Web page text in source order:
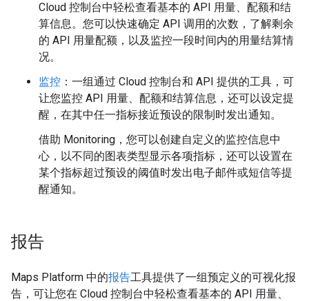
Cloud 控制台中轻松查看基本的 API 用量、配额和结
算信息。您可以快速确定 API 调用的次数，了解剩余
的 API 用量配额，以及监控一段时间内的用量结算情
况。
监控 ：一组通过 Cloud 控制台和 API 提供的工具，可
让您监控 API 用量、配额和结算信息，还可以设定提
醒，在其中任一指标接近预设的限制时发出通知。
借助 Monitoring，您可以创建自定义的监控信息中
心，以不同的图表类型显示各项指标，还可以设置在
某个指标超过预设的阈值时发出电子邮件或短信等提
醒通知。
报告
Maps Platform 中的报告工具提供了一组预定义的可视化报
告，可让您在 Cloud 控制台中轻松查看基本的 API 用量、